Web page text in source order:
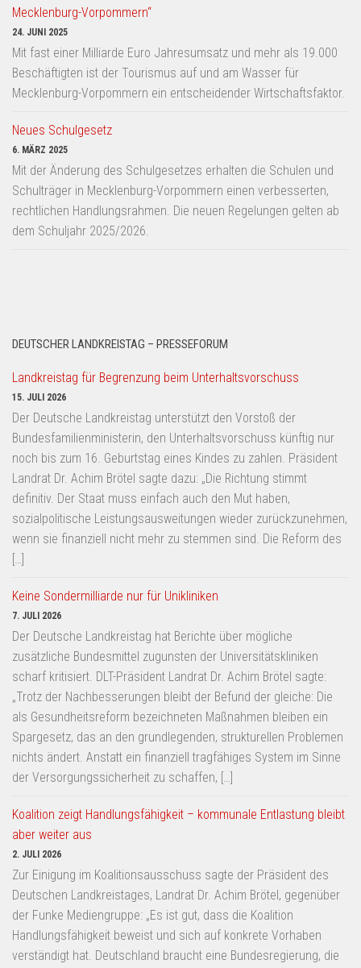
Mecklenburg-Vorpommern“
24. JUNI 2025
Mit fast einer Milliarde Euro Jahresumsatz und mehr als 19.000
Beschäftigten ist der Tourismus auf und am Wasser für
Mecklenburg-Vorpommern ein entscheidender Wirtschaftsfaktor.
Neues Schulgesetz
6. MÄRZ 2025
Mit der Änderung des Schulgesetzes erhalten die Schulen und
Schulträger in Mecklenburg-Vorpommern einen verbesserten,
rechtlichen Handlungsrahmen. Die neuen Regelungen gelten ab
dem Schuljahr 2025/2026.
DEUTSCHER LANDKREISTAG – PRESSEFORUM
Landkreistag für Begrenzung beim Unterhaltsvorschuss
15. JULI 2026
Der Deutsche Landkreistag unterstützt den Vorstoß der
Bundesfamilienministerin, den Unterhaltsvorschuss künftig nur
noch bis zum 16. Geburtstag eines Kindes zu zahlen. Präsident
Landrat Dr. Achim Brötel sagte dazu: „Die Richtung stimmt
definitiv. Der Staat muss einfach auch den Mut haben,
sozialpolitische Leistungsausweitungen wieder zurückzunehmen,
wenn sie finanziell nicht mehr zu stemmen sind. Die Reform des
[…]
Keine Sondermilliarde nur für Unikliniken
7. JULI 2026
Der Deutsche Landkreistag hat Berichte über mögliche
zusätzliche Bundesmittel zugunsten der Universitätskliniken
scharf kritisiert. DLT-Präsident Landrat Dr. Achim Brötel sagte:
„Trotz der Nachbesserungen bleibt der Befund der gleiche: Die
als Gesundheitsreform bezeichneten Maßnahmen bleiben ein
Spargesetz, das an den grundlegenden, strukturellen Problemen
nichts ändert. Anstatt ein finanziell tragfähiges System im Sinne
der Versorgungssicherheit zu schaffen, […]
Koalition zeigt Handlungsfähigkeit – kommunale Entlastung bleibt
aber weiter aus
2. JULI 2026
Zur Einigung im Koalitionsausschuss sagte der Präsident des
Deutschen Landkreistages, Landrat Dr. Achim Brötel, gegenüber
der Funke Mediengruppe: „Es ist gut, dass die Koalition
Handlungsfähigkeit beweist und sich auf konkrete Vorhaben
verständigt hat. Deutschland braucht eine Bundesregierung, die